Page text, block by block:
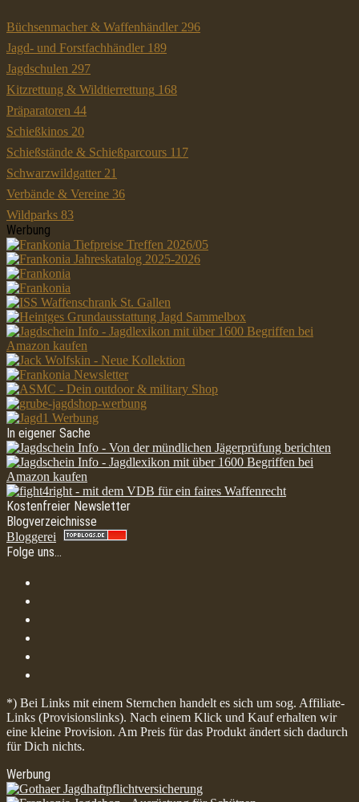
Büchsenmacher & Waffenhändler 296
Jagd- und Forstfachhändler 189
Jagdschulen 297
Kitzrettung & Wildtierrettung 168
Präparatoren 44
Schießkinos 20
Schießstände & Schießparcours 117
Schwarzwildgatter 21
Verbände & Vereine 36
Wildparks 83
Werbung
In eigener Sache
Kostenfreier Newsletter
Blogverzeichnisse
Bloggerei
Folge uns…
*) Bei Links mit einem Sternchen handelt es sich um sog. Affiliate-
Links (Provisionslinks). Nach einem Klick und Kauf erhalten wir
eine kleine Provision. Am Preis für das Produkt ändert sich dadurch
für Dich nichts.
Werbung